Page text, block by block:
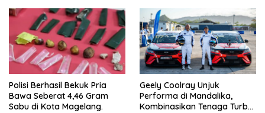
Polisi Berhasil Bekuk Pria
Bawa Seberat 4,46 Gram
Sabu di Kota Magelang.
Geely Coolray Unjuk
Performa di Mandalika,
Kombinasikan Tenaga Turbo